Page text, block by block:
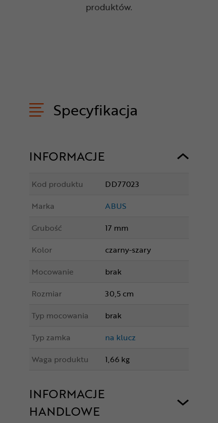
produktów.
Specyfikacja
INFORMACJE
Kod produktu
DD77023
Marka
ABUS
Grubość
17 mm
Kolor
czarny-szary
Mocowanie
brak
Rozmiar
30,5 cm
Typ mocowania
brak
Typ zamka
na klucz
Waga produktu
1,66 kg
INFORMACJE
HANDLOWE